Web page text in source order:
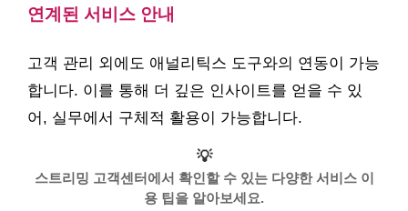
연계된 서비스 안내
고객 관리 외에도 애널리틱스 도구와의 연동이 가능
합니다. 이를 통해 더 깊은 인사이트를 얻을 수 있
어, 실무에서 구체적 활용이 가능합니다.
💡
스트리밍 고객센터에서 확인할 수 있는 다양한 서비스 이
용 팁을 알아보세요.